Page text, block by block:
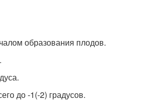
образования плодов.
до -1(-2) градусов.